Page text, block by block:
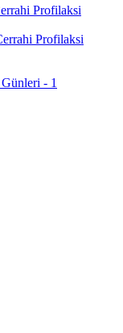
Profilaksi
Profilaksi
- 1